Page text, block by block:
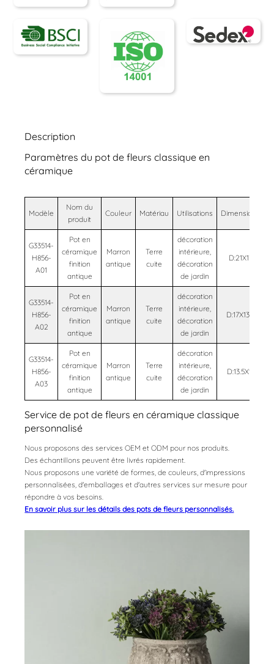
Description
Paramètres du pot de fleurs classique en
céramique
Modèle
Nom du
produit
Couleur Matériau Utilisations Dimensions
G33514-
H856-
A01
Pot en
céramique
finition
antique
Marron
antique
Terre
cuite
décoration
intérieure,
décoration
de jardin
D:21X17
G33514-
H856-
A02
Pot en
céramique
finition
antique
Marron
antique
Terre
cuite
décoration
intérieure,
décoration
de jardin
D:17X13.5
G33514-
H856-
A03
Pot en
céramique
finition
antique
Marron
antique
Terre
cuite
décoration
intérieure,
décoration
de jardin
D:13.5X11
Service de pot de fleurs en céramique classique
personnalisé
Nous proposons des services OEM et ODM pour nos produits.
Des échantillons peuvent être livrés rapidement.
Nous proposons une variété de formes, de couleurs, d'impressions
personnalisées, d'emballages et d'autres services sur mesure pour
répondre à vos besoins.
En savoir plus sur les détails des pots de fleurs personnalisés.